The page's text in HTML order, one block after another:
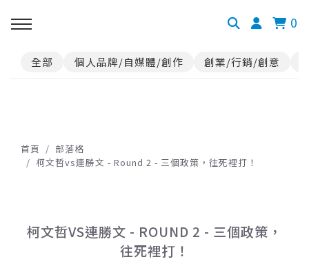
0
全部 個人品牌/自媒體/創作 創業/行銷/創意
首頁
部落格
柯文哲vs連勝文 - Round 2 - 三個政策，往死裡打！
柯文哲VS連勝文 - ROUND 2 - 三個政策，
往死裡打！